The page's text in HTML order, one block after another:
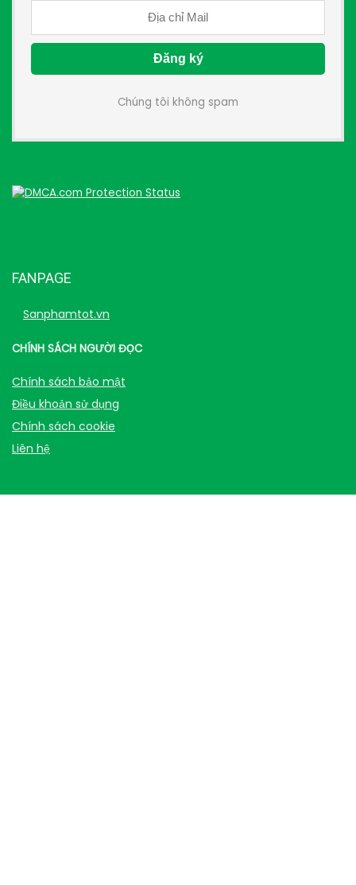
Chúng tôi không spam
FANPAGE
Sanphamtot.vn
CHÍNH SÁCH NGƯỜI ĐỌC
Chính sách bảo mật
Điều khoản sử dụng
Chính sách cookie
Liên hệ